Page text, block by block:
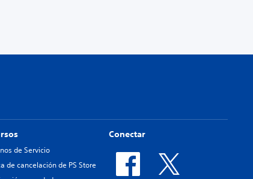
de Servicio
de cancelación de PS Store
Conectar